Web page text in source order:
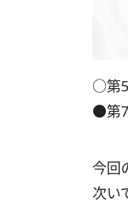
○第
●第
今回
次い